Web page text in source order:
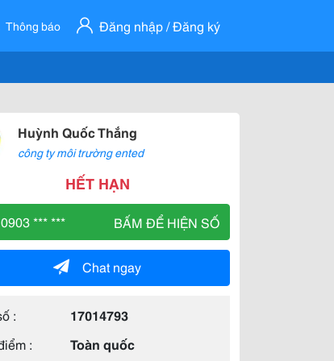
Thông báo Đăng nhập / Đăng ký
Huỳnh Quốc Thắng
công ty môi trường ented
HẾT HẠN
0903 *** *** BẤM ĐỂ HIỆN SỐ
Chat ngay
:
17014793
:
Toàn quốc